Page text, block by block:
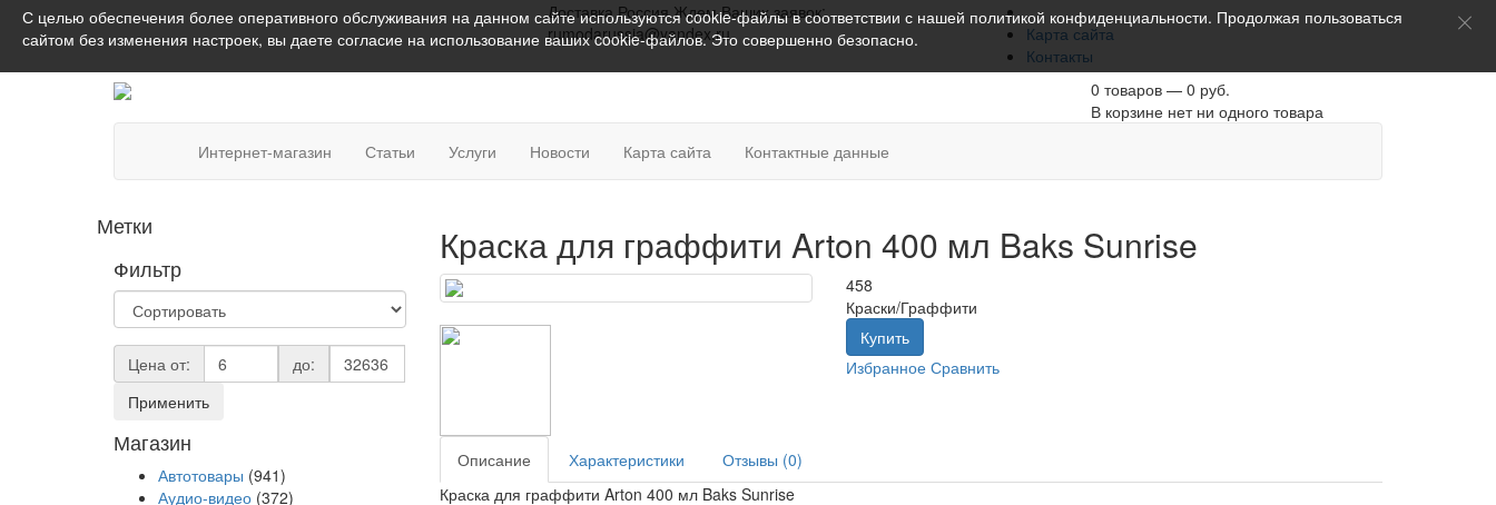
Доставка РоссияЖдем Ваших заявок:
rumodarussia@yandex.ru
Карта сайта
Контакты
0 товаров — 0 руб.
В корзине нет ни одного товара
Интернет-магазин
Статьи Услуги Новости Карта сайта Контактные данные
Метки
Фильтр
Цена от:
до:
Применить
Магазин
Автотовары (941)
Аудио-видео (372)
Краска для граффити Arton 400 мл Baks Sunrise
458
Краски/Граффити
Купить
Избранное Сравнить
Описание Характеристики
Отзывы (0)
Краска для граффити Arton 400 мл Baks Sunrise
С целью обеспечения более оперативного обслуживания на данном сайте используются cookie-файлы в соответствии с нашей политикой конфиденциальности. Продолжая пользоваться
сайтом без изменения настроек, вы даете согласие на использование ваших cookie-файлов. Это совершенно безопасно.